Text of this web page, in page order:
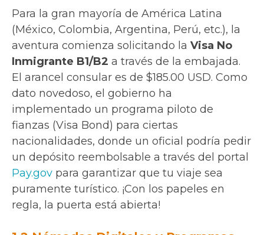
Para la gran mayoría de América Latina
(México, Colombia, Argentina, Perú, etc.), la
aventura comienza solicitando la Visa No
Inmigrante B1/B2 a través de la embajada.
El arancel consular es de $185.00 USD. Como
dato novedoso, el gobierno ha
implementado un programa piloto de
fianzas (Visa Bond) para ciertas
nacionalidades, donde un oficial podría pedir
un depósito reembolsable a través del portal
Pay.gov para garantizar que tu viaje sea
puramente turístico. ¡Con los papeles en
regla, la puerta está abierta!